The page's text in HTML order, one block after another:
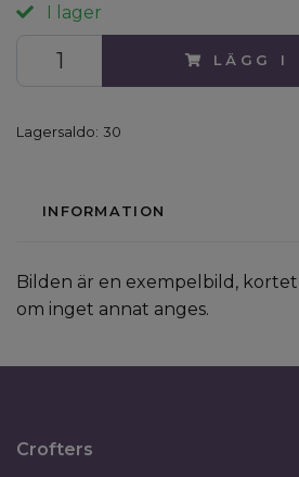
I lager
LÄGG I
Lagersaldo: 30
INFORMATION
Bilden är en exempelbild, kortet
om inget annat anges.
Crofters